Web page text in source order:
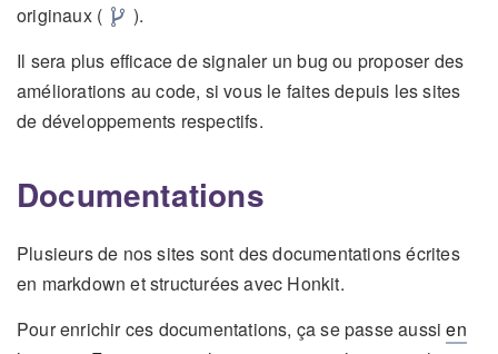
originaux (
s
u
r
c
).
Il sera plus efficace de signaler un bug ou proposer des
améliorations au code, si vous le faites depuis les sites
de développements respectifs.
Documentations
Plusieurs de nos sites sont des documentations écrites
en markdown et structurées avec Honkit.
Pour enrichir ces documentations, ça se passe aussien